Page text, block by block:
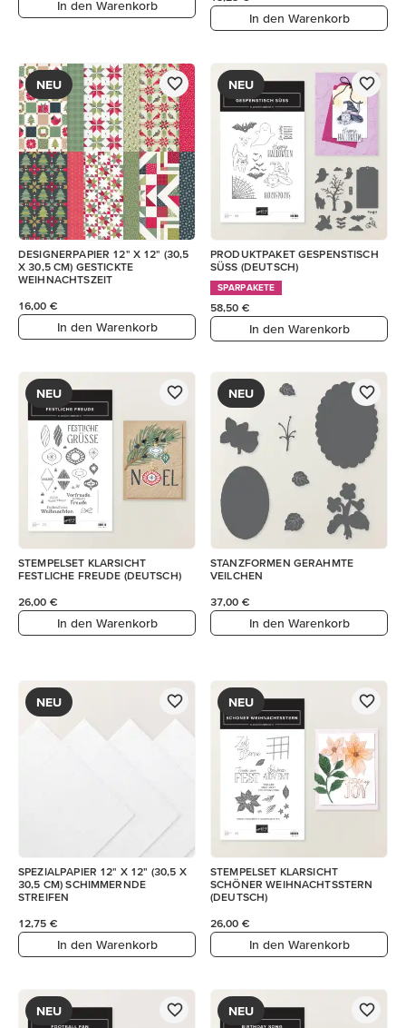
In den Warenkorb
In den Warenkorb
NEU
DESIGNERPAPIER 12" X 12" (30,5
X 30,5 CM) GESTICKTE
WEIHNACHTSZEIT
16,00 €
In den Warenkorb
NEU
PRODUKTPAKET GESPENSTISCH
SÜSS (DEUTSCH)
SPARPAKETE
58,50 €
In den Warenkorb
NEU
STEMPELSET KLARSICHT
FESTLICHE FREUDE (DEUTSCH)
26,00 €
In den Warenkorb
NEU
STANZFORMEN GERAHMTE
VEILCHEN
37,00 €
In den Warenkorb
NEU
SPEZIALPAPIER 12" X 12" (30,5 X
30,5 CM) SCHIMMERNDE
STREIFEN
12,75 €
In den Warenkorb
NEU
STEMPELSET KLARSICHT
SCHÖNER WEIHNACHTSSTERN
(DEUTSCH)
26,00 €
In den Warenkorb
NEU NEU